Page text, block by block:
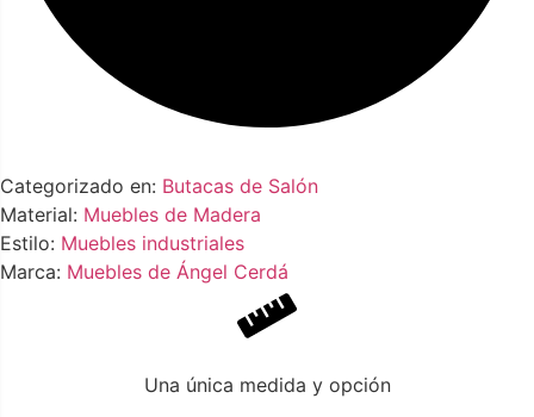
Categorizado en: Butacas de Salón
Material: Muebles de Madera
Estilo: Muebles industriales
Marca: Muebles de Ángel Cerdá
Una única medida y opción